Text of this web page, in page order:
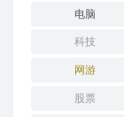
电脑
科技
网游
股票